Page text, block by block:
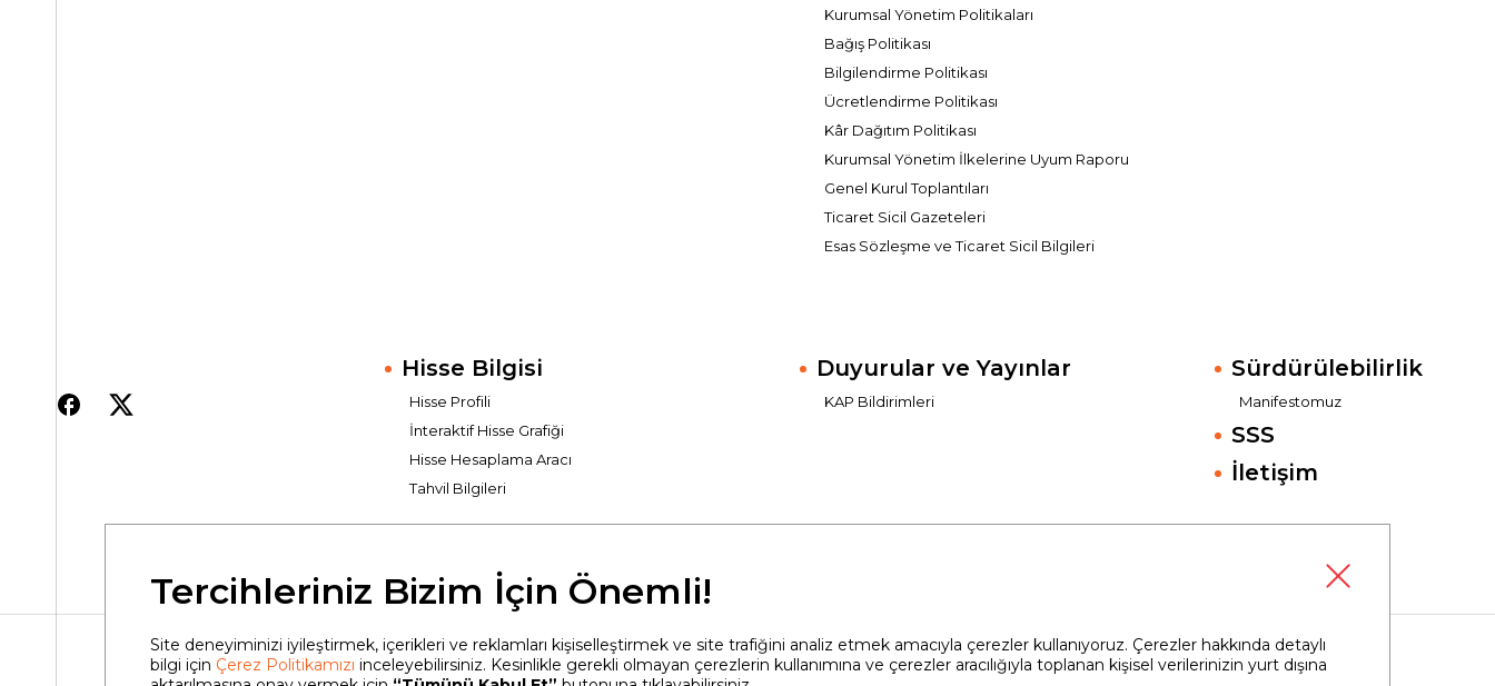
Kurumsal Yönetim Politikaları
Bağış Politikası
Bilgilendirme Politikası
Ücretlendirme Politikası
Kâr Dağıtım Politikası
Kurumsal Yönetim İlkelerine Uyum Raporu
Genel Kurul Toplantıları
Ticaret Sicil Gazeteleri
Esas Sözleşme ve Ticaret Sicil Bilgileri
Hisse Bilgisi
Hisse Profili
İnteraktif Hisse Grafiği
Hisse Hesaplama Aracı
Tahvil Bilgileri
Duyurular ve Yayınlar
KAP Bildirimleri
Sürdürülebilirlik
Manifestomuz
SSS
İletişim
Tercihleriniz Bizim İçin Önemli!
Site deneyiminizi iyileştirmek, içerikleri ve reklamları kişiselleştirmek ve site trafiğini analiz etmek amacıyla çerezler kullanıyoruz. Çerezler hakkında detaylı
bilgi için Çerez Politikamızı inceleyebilirsiniz. Kesinlikle gerekli olmayan çerezlerin kullanımına ve çerezler aracılığıyla toplanan kişisel verilerinizin yurt dışına